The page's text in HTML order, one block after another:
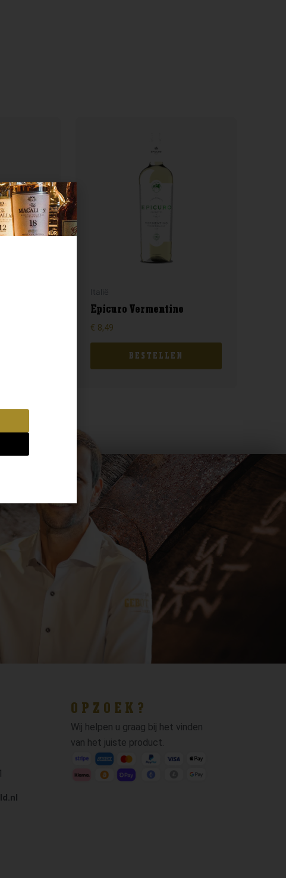
Epicuro Vermentino
€ 8,49
BESTELLEN
OPZOEK?
Wij helpen u graag bij het vinden
van het juiste product.